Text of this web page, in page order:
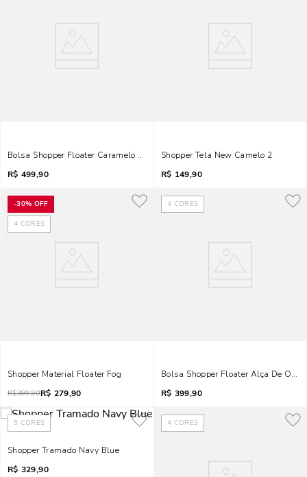
Bolsa Shopper Floater Caramelo Duas Alças
R$ 499,90
Shopper Tela New Camelo 2
R$ 149,90
-30% OFF
4 CORES
Shopper Material Floater Fog
R$399,90R$ 279,90
4 CORES
Bolsa Shopper Floater Alça De
R$ 399,90
5 CORES
Shopper Tramado Navy Blue
R$ 329,90
4 CORES